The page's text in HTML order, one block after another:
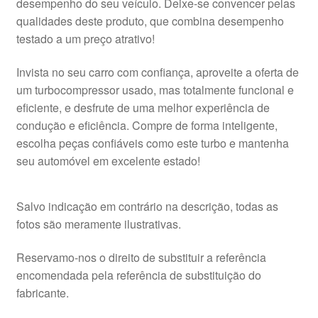
qualidades deste produto, que combina desempenho
testado a um preço atrativo!
Invista no seu carro com confiança, aproveite a oferta de
um turbocompressor usado, mas totalmente funcional e
eficiente, e desfrute de uma melhor experiência de
condução e eficiência. Compre de forma inteligente,
escolha peças confiáveis como este turbo e mantenha
seu automóvel em excelente estado!
Salvo indicação em contrário na descrição, todas as
fotos são meramente ilustrativas.
Reservamo-nos o direito de substituir a referência
encomendada pela referência de substituição do
fabricante.